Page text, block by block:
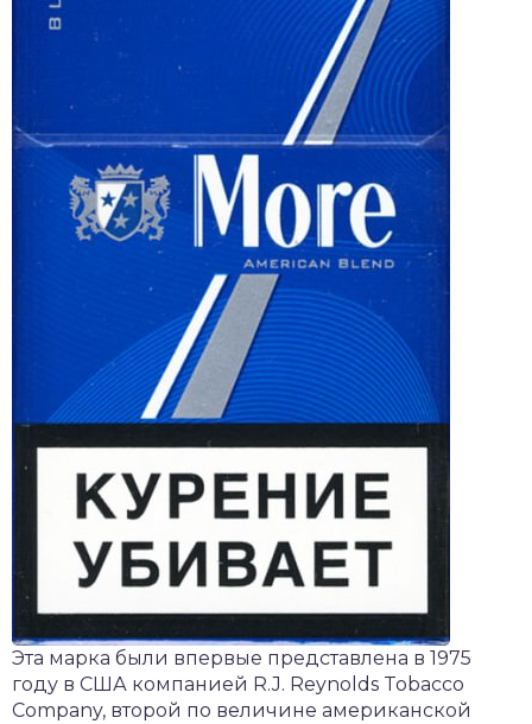
Эта марка были впервые представлена в 1975
году в США компанией R.J. Reynolds Tobacco
Company, второй по величине американской